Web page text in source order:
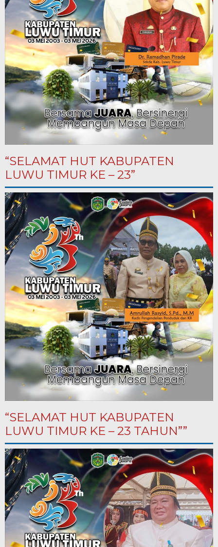
“SELAMAT HUT KABUPATEN
LUWU TIMUR KE – 23”
“SELAMAT HUT KABUPATEN
LUWU TIMUR KE – 23 TAHUN””